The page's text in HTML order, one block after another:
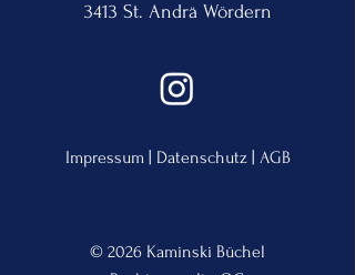
3413 St. Andrä Wördern
Impressum| Datenschutz| AGB
© 2026 Kaminski Büchel